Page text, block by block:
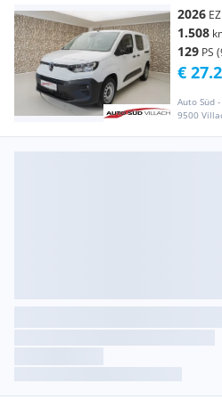
2026 EZ
1.508
129 PS
Auto Süd
9500
€